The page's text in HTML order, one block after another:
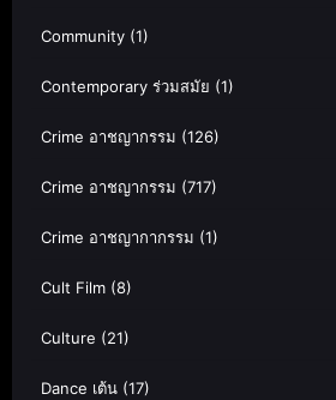
Community (1)
Contemporary ร่วมสมัย (1)
Crime อาชญากรรม (126)
Crime อาชญากรรม (717)
Crime อาชญากากรรม (1)
Cult Film (8)
Culture (21)
Dance เต้น (17)